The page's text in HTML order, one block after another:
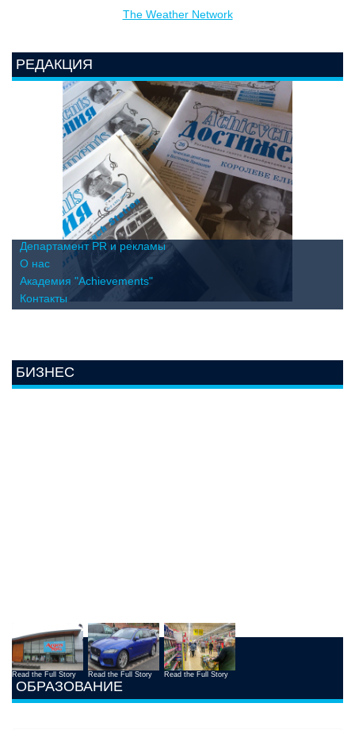
The Weather Network
РЕДАКЦИЯ
Департамент PR и рекламы
О нас
Академия "Achievements"
Контакты
БИЗНЕС
Read the Full Story Read the Full Story Read the Full Story
ОБРАЗОВАНИЕ